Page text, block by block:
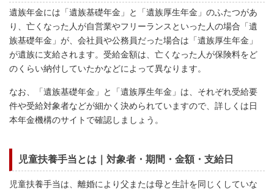
遺族年金には「遺族基礎年金」と「遺族厚生年金」のふたつがあ
り、亡くなった人が自営業やフリーランスといった人の場合「遺
族基礎年金」が、会社員や公務員だった場合は「遺族厚生年金」
が遺族に支給されます。受給金額は、亡くなった人が保険料をど
のくらい納付していたかなどによって異なります。
なお、「遺族基礎年金」と「遺族厚生年金」は、それぞれ受給要
件や受給対象者などが細かく決められていますので、詳しくは日
本年金機構のサイトで確認しましょう。
児童扶養手当とは｜対象者・期間・金額・支給日
児童扶養手当は、離婚により父または母と生計を同じくしていな